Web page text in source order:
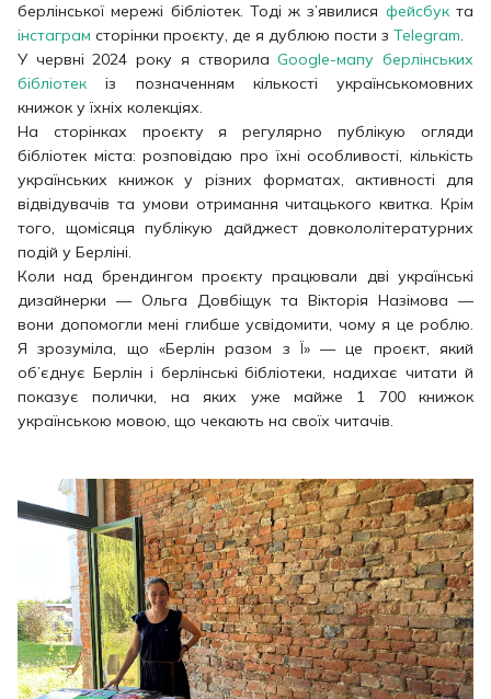
берлінської мережі бібліотек. Тоді ж з’явилися фейсбукта
інстаграм сторінки проєкту, де я дублюю пости з Telegram.
У червні 2024 року я створилаGoogle-мапу берлінських
бібліотек із позначенням кількості українськомовних
книжок у їхніх колекціях.
На сторінках проєкту я регулярно публікую огляди
бібліотек міста: розповідаю про їхні особливості, кількість
українських книжок у різних форматах, активності для
відвідувачів та умови отримання читацького квитка. Крім
того, щомісяця публікую дайджест довкололітературних
подій у Берліні.
Коли над брендингом проєкту працювали дві українські
дизайнерки — Ольга Довбіщук та Вікторія Назімова —
вони допомогли мені глибше усвідомити, чому я це роблю.
Я зрозуміла, що «Берлін разом з Ї» — це проєкт, який
об’єднує Берлін і берлінські бібліотеки, надихає читати й
показує полички, на яких уже майже 1 700 книжок
українською мовою, що чекають на своїх читачів.